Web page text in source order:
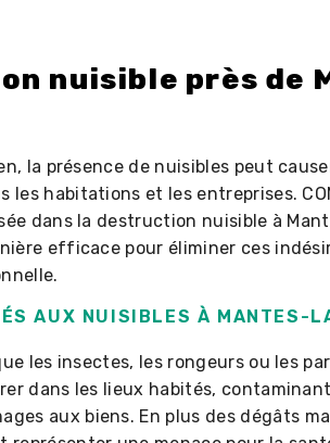
nuisible près de
la présence de nuisibles peut
les habitations et les entreprises.
dans la destruction nuisible à
efficace pour éliminer ces
AUX NUISIBLES À MANTES-
les insectes, les rongeurs ou les
dans les lieux habités,
aux biens. En plus des dégâts